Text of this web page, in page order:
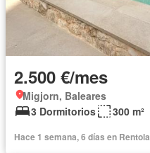
2.500 €/mes
Migjorn, Baleares
3 Dormitorios
300 m²
Hace 1 semana, 6 días en Rentola